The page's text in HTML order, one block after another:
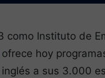
como Instituto de
ofrece hoy
a sus 3.000